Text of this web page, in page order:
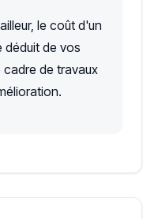
le coût d'un
déduit de vos
de travaux